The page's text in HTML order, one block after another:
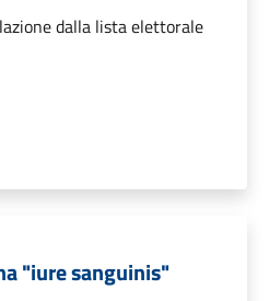
dalla lista elettorale
"iure sanguinis"